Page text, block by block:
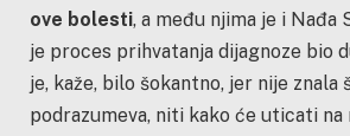
ove bolesti, a među njima je i Nađa
je proces prihvatanja dijagnoze bio
je, kaže, bilo šokantno, jer nije znala
podrazumeva, niti kako će uticati na